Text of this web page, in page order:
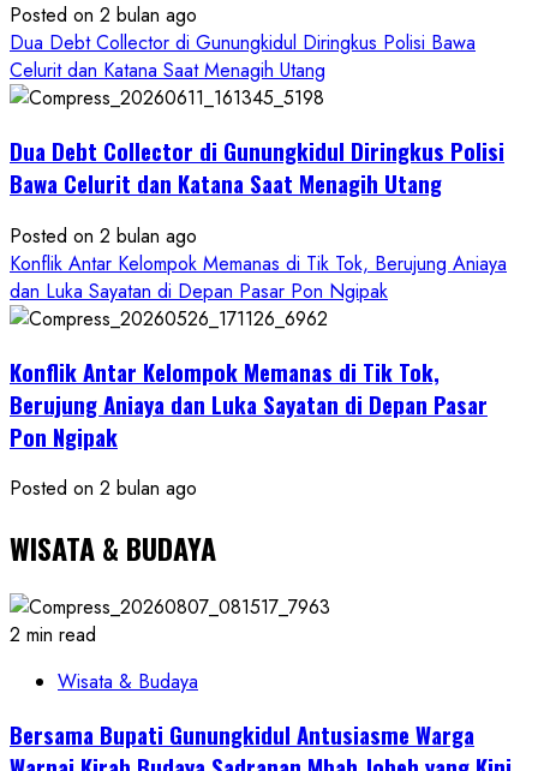
Posted on 2 bulan ago
Dua Debt Collector di Gunungkidul Diringkus Polisi Bawa
Celurit dan Katana Saat Menagih Utang
Dua Debt Collector di Gunungkidul Diringkus Polisi
Bawa Celurit dan Katana Saat Menagih Utang
Posted on 2 bulan ago
Konflik Antar Kelompok Memanas di Tik Tok, Berujung Aniaya
dan Luka Sayatan di Depan Pasar Pon Ngipak
Konflik Antar Kelompok Memanas di Tik Tok,
Berujung Aniaya dan Luka Sayatan di Depan Pasar
Pon Ngipak
Posted on 2 bulan ago
WISATA & BUDAYA
2 min read
Wisata & Budaya
Bersama Bupati Gunungkidul Antusiasme Warga